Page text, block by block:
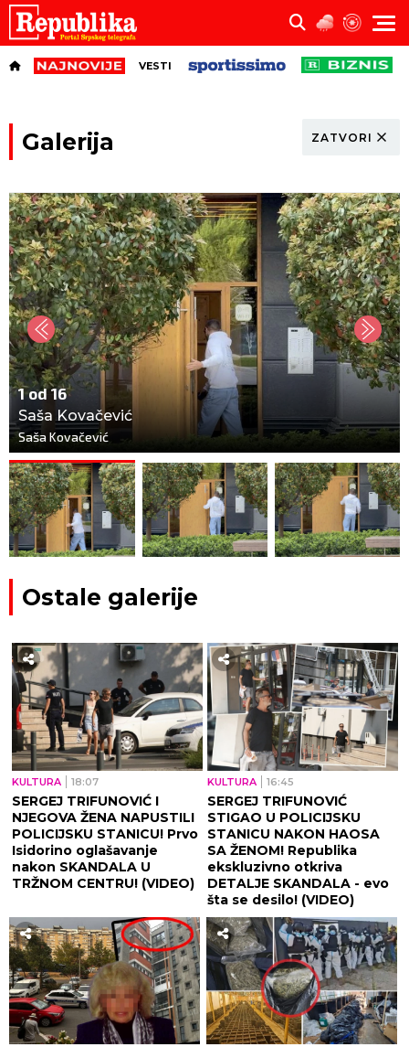
VESTI
Galerija ZATVORI
1 od 16
Saša Kovačević
Saša Kovačević
Ostale galerije
KULTURA 18:07
SERGEJ TRIFUNOVIĆ I
NJEGOVA ŽENA NAPUSTILI
POLICIJSKU STANICU! Prvo
Isidorino oglašavanje
nakon SKANDALA U
TRŽNOM CENTRU! (VIDEO)
KULTURA 16:45
SERGEJ TRIFUNOVIĆ
STIGAO U POLICIJSKU
STANICU NAKON HAOSA
SA ŽENOM! Republika
ekskluzivno otkriva
DETALJE SKANDALA - evo
šta se desilo! (VIDEO)